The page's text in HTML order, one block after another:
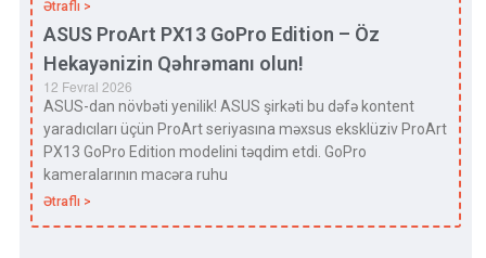
Ətraflı >
ASUS ProArt PX13 GoPro Edition – Öz
Hekayənizin Qəhrəmanı olun!
12 Fevral 2026
ASUS-dan növbəti yenilik! ASUS şirkəti bu dəfə kontent
yaradıcıları üçün ProArt seriyasına məxsus eksklüziv ProArt
PX13 GoPro Edition modelini təqdim etdi. GoPro
kameralarının macəra ruhu
Ətraflı >